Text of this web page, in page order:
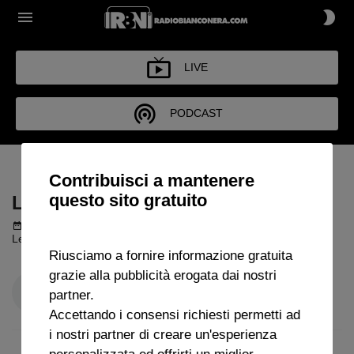
LIVE
PODCAST
LE VERITÀ NASCOSTE
LE VERITÀ NASCOSTE
Le Verità Nascoste - decima puntata
Contribuisci a mantenere
questo sito gratuito
Riusciamo a fornire informazione gratuita
grazie alla pubblicità erogata dai nostri
partner.
Accettando i consensi richiesti permetti ad
i nostri partner di creare un'esperienza